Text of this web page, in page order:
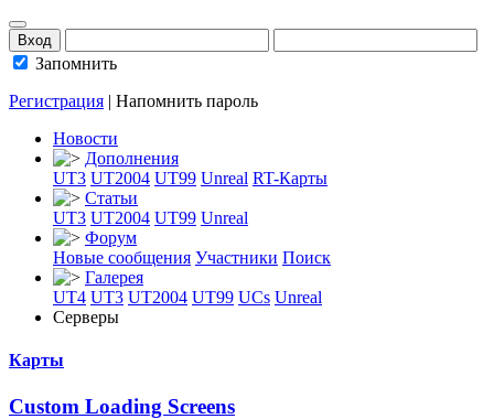
Запомнить
Регистрация | Напомнить пароль
Новости
Дополнения
UT3 UT2004 UT99 Unreal RT-Карты
Статьи
UT3 UT2004 UT99 Unreal
Форум
Новые сообщения Участники Поиск
Галерея
UT4 UT3 UT2004 UT99 UCs Unreal
Серверы
Карты
Custom Loading S­creens